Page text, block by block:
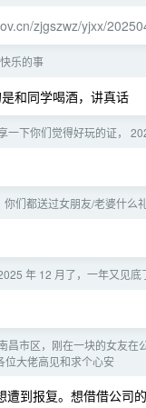
zjgszwz/yjxx/
乐的事
和同学喝酒，讲真话
一下你们觉得好玩的证，
你们都送过女朋友/老婆什么
年 12 月了，一年又见底
昌市区，刚在一块的女友在
位大佬高见和求个心安
到报复。想借借公司